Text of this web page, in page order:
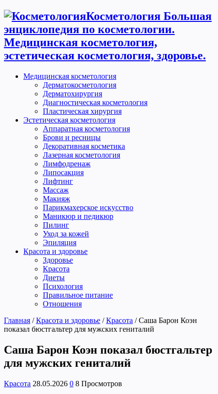
Косметология Большая
энциклопедия по косметологии.
Медицинская косметология,
эстетическая косметология, здоровье.
Медицинская косметология
Дерматокосметология
Дерматохирургия
Диагностическая косметология
Пластическая хирургия
Эстетическая косметология
Аппаратная косметология
Брови и ресницы
Декоративная косметика
Лазерная косметология
Лимфодренаж
Липосакция
Лифтинг
Массаж
Макияж
Парикмахерское искусство
Маникюр и педикюр
Пилинг
Уход за кожей
Эпиляция
Красота и здоровье
Здоровье
Красота
Диеты
Психология
Правильное питание
Отношения
Главная / Красота и здоровье / Красота / Саша Барон Коэн
показал бюстгальтер для мужских гениталий
Саша Барон Коэн показал бюстгальтер
для мужских гениталий
Красота 28.05.2026 0 8 Просмотров